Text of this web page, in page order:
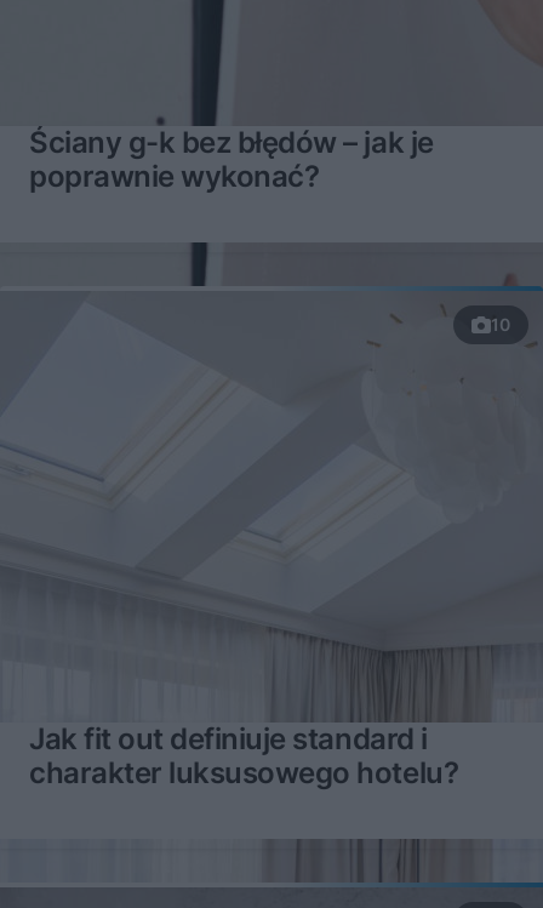
Ściany g-k bez błędów – jak je
poprawnie wykonać?
10
Jak fit out definiuje standard i
charakter luksusowego hotelu?